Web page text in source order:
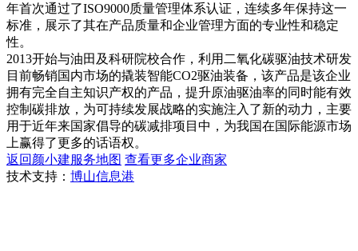
年首次通过了ISO9000质量管理体系认证，连续多年保持这一
标准，展示了其在产品质量和企业管理方面的专业性和稳定
性。
2013开始与油田及科研院校合作，利用二氧化碳驱油技术研发
目前畅销国内市场的撬装智能CO2驱油装备，该产品是该企业
拥有完全自主知识产权的产品，提升原油驱油率的同时能有效
控制碳排放，为可持续发展战略的实施注入了新的动力，主要
用于近年来国家倡导的碳减排项目中，为我国在国际能源市场
上赢得了更多的话语权。
返回颜小建服务地图 查看更多企业商家
技术支持： 博山信息港